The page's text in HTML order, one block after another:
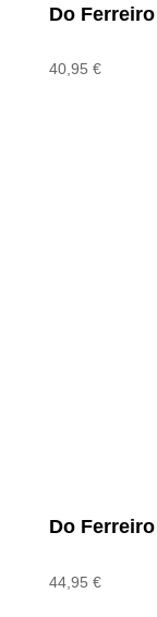
Do
40,95 €
Do
44,95 €